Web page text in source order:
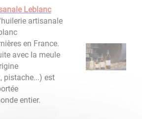
Leblanc
artisanale
en France.
avec la meule
pistache...) est
entier.